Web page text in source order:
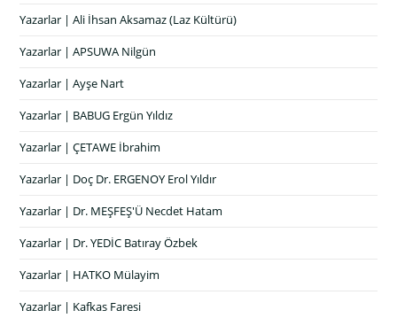
Yazarlar | Ali İhsan Aksamaz (Laz Kültürü)
Yazarlar | APSUWA Nilgün
Yazarlar | Ayşe Nart
Yazarlar | BABUG Ergün Yıldız
Yazarlar | ÇETAWE İbrahim
Yazarlar | Doç Dr. ERGENOY Erol Yıldır
Yazarlar | Dr. MEŞFEŞ'Ü Necdet Hatam
Yazarlar | Dr. YEDİC Batıray Özbek
Yazarlar | HATKO Mülayim
Yazarlar | Kafkas Faresi